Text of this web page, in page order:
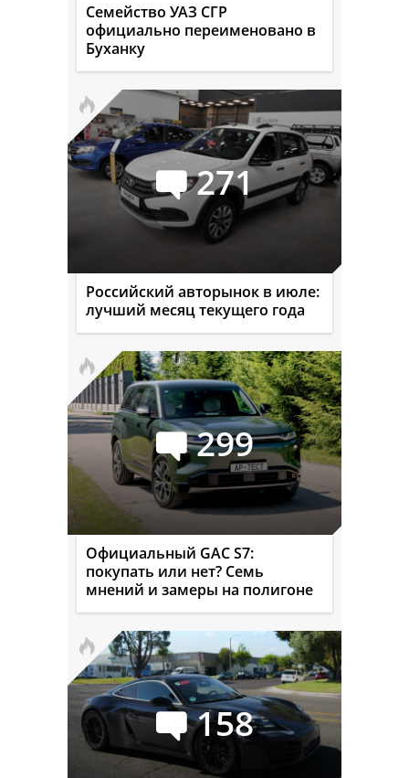
Семейство УАЗ СГР
официально переименовано в
Буханку
271
Российский авторынок в июле:
лучший месяц текущего года
299
Официальный GAC S7:
покупать или нет? Семь
мнений и замеры на полигоне
158